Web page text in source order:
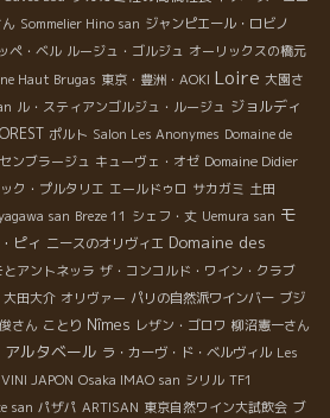
Sommelier Hino san ジャンピエール・ロビノ
ペ・ベル ルージュ・ゴルジュ オーリックスの橋元
Haut Brugas 東京・豊洲・AOKI Loire 大園さ
ル・スティアンゴルジュ・ルージュ ジョルディ
ポルト Salon Les Anonymes Domaine de
ンブラージュ キューヴェ・オゼ Domaine Didier
ク・プルタリエ エールドゥロ サカガミ 土田
san Breze 11 シェフ・丈 Uemura san モ
ピィ ニースのオリヴィエ Domaine des
アントネッラ ザ・コンコルド・ワイン・クラブ
大田大介 オリヴァー パリの自然派ワインバー ブジ
俊さん ことり Nîmes レザン・ゴロワ 柳沼憲一さん
ルタベール ラ・カーヴ・ド・ベルヴィル Les
VINI JAPON Osaka IMAO san シリル TF1
san パザパ ARTISAN 東京自然ワイン大試飲会 ブ